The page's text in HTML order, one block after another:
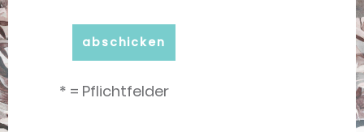
* = Pflichtfelder